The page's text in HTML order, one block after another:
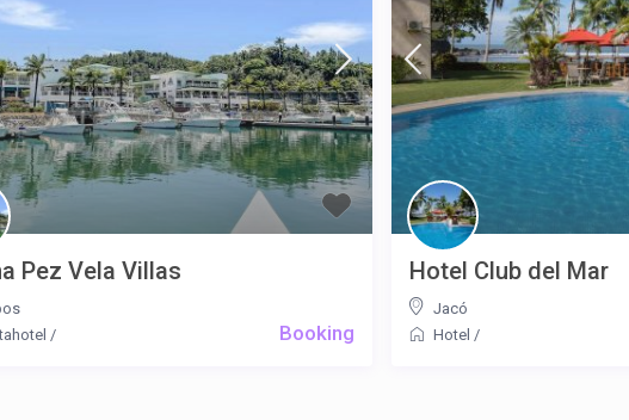
Booking
Pez Vela Villas
/
Hotel Club del Mar
Jacó
Hotel /